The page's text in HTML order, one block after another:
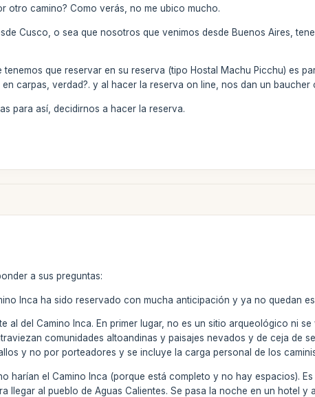
otro camino? Como verás, no me ubico mucho.
Cusco, o sea que nosotros que venimos desde Buenos Aires,
que reservar en su reserva (tipo Hostal Machu Picchu) es
carpas, verdad?. y al hacer la reserva on line, nos dan un
para así, decidirnos a hacer la reserva.
a sus preguntas:
Inca ha sido reservado con mucha anticipación y ya no quedan
al del Camino Inca. En primer lugar, no es un sitio arqueológico ni
comunidades altoandinas y paisajes nevados y de ceja de
y no por porteadores y se incluye la carga personal de los
harían el Camino Inca (porque está completo y no hay espacios).
llegar al pueblo de Aguas Calientes. Se pasa la noche en un hotel y